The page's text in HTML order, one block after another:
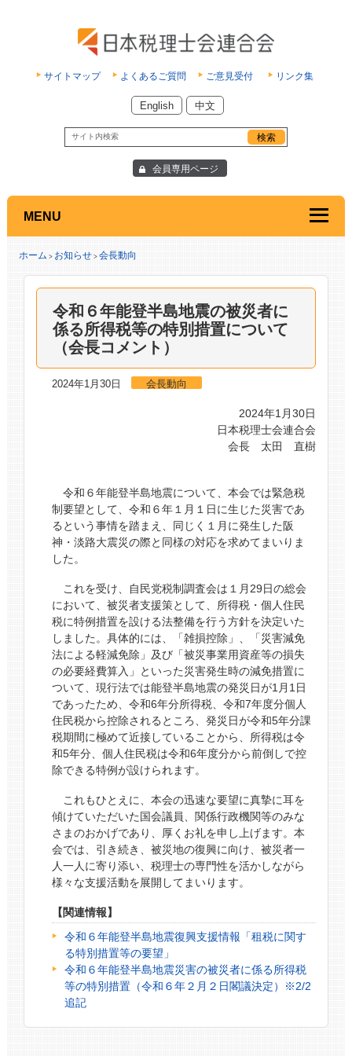
サイトマップ よくあるご質問 ご意見受付 リンク集
English 中文
会員専用ページ
MENU
ホーム > お知らせ> 会長動向
令和６年能登半島地震の被災者に
係る所得税等の特別措置について
（会長コメント）
2024年1月30日 会長動向
2024年1月30日
日本税理士会連合会
会長 太田 直樹
令和６年能登半島地震について、本会では緊急税
制要望として、令和６年１月１日に生じた災害であ
るという事情を踏まえ、同じく１月に発生した阪
神・淡路大震災の際と同様の対応を求めてまいりま
した。
これを受け、自民党税制調査会は１月29日の総会
において、被災者支援策として、所得税・個人住民
税に特例措置を設ける法整備を行う方針を決定いた
しました。具体的には、「雑損控除」、「災害減免
法による軽減免除」及び「被災事業用資産等の損失
の必要経費算入」といった災害発生時の減免措置に
ついて、現行法では能登半島地震の発災日が1月1日
であったため、令和6年分所得税、令和7年度分個人
住民税から控除されるところ、発災日が令和5年分課
税期間に極めて近接していることから、所得税は令
和5年分、個人住民税は令和6年度分から前倒しで控
除できる特例が設けられます。
これもひとえに、本会の迅速な要望に真摯に耳を
傾けていただいた国会議員、関係行政機関等のみな
さまのおかげであり、厚くお礼を申し上げます。本
会では、引き続き、被災地の復興に向け、被災者一
人一人に寄り添い、税理士の専門性を活かしながら
様々な支援活動を展開してまいります。
【関連情報】
令和６年能登半島地震復興支援情報「租税に関す
る特別措置等の要望」
令和６年能登半島地震災害の被災者に係る所得税
等の特別措置（令和６年２月２日閣議決定）※2/2
追記